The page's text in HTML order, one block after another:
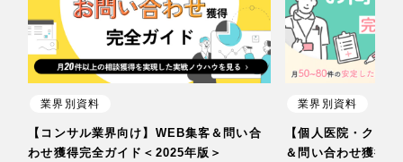
業界別資料
【コンサル業界向け】WEB集客＆問い合
わせ獲得完全ガイド＜2025年版＞
業界別資料
【個人医院・クリ
＆問い合わせ獲得